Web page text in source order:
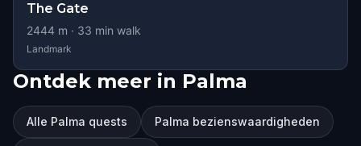
The Gate
2444 m · 33 min walk
Landmark
Ontdek meer in Palma
Alle Palma quests Palma bezienswaardigheden